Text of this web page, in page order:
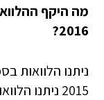
מה היקף
2016?
ניתנו הלוואות
2015 ניתנו הלוואות בסך של כ-23 מיליון ₪